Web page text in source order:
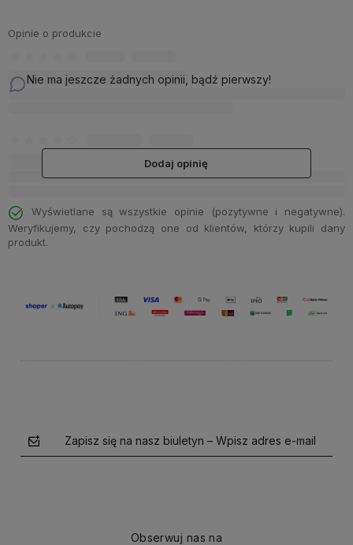
Opinie o produkcie
Nie ma jeszcze żadnych opinii, bądź pierwszy!
Dodaj opinię
Wyświetlane są wszystkie opinie (pozytywne i negatywne).
Weryfikujemy, czy pochodzą one od klientów, którzy kupili dany
produkt.
Zapisz się na nasz biuletyn – Wpisz adres e-mail
Obserwuj nas na